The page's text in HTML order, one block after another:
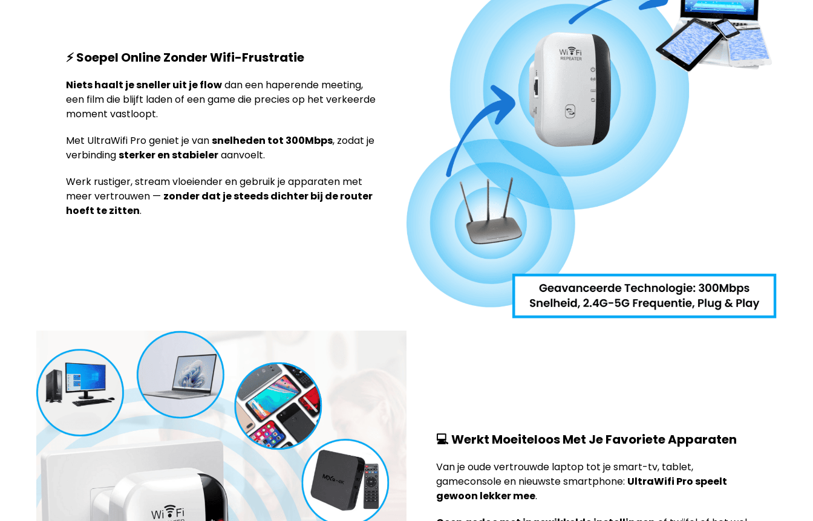
⚡ Soepel Online Zonder Wifi-Frustratie
Niets haalt je sneller uit je flowdan een haperende meeting,
een film die blijft laden of een game die precies op het verkeerde
moment vastloopt.
Met UltraWifi Pro geniet je vansnelheden tot 300Mbps, zodat je
verbindingsterker en stabieleraanvoelt.
Werk rustiger, stream vloeiender en gebruik je apparaten met
meer vertrouwen — zonder dat je steeds dichter bij de router
hoeft te zitten.
💻 Werkt Moeiteloos Met Je Favoriete Apparaten
Van je oude vertrouwde laptop tot je smart-tv, tablet,
gameconsole en nieuwste smartphone: UltraWifi Pro speelt
gewoon lekker mee.